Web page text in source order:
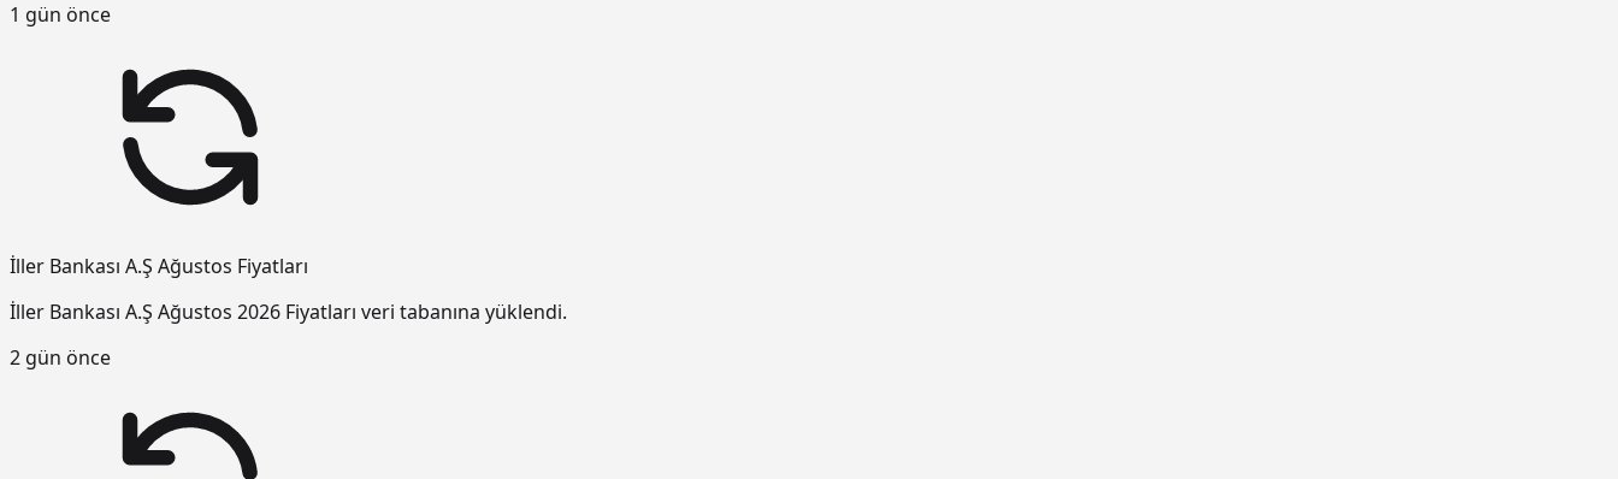
1 gün önce
İller Bankası A.Ş Ağustos Fiyatları
İller Bankası A.Ş Ağustos 2026 Fiyatları veri tabanına yüklendi.
2 gün önce